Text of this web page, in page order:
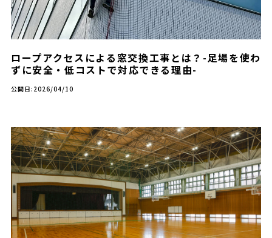
ロープアクセスによる窓交換工事とは？-足場を使わ
ずに安全・低コストで対応できる理由-
公開日:2026/04/10